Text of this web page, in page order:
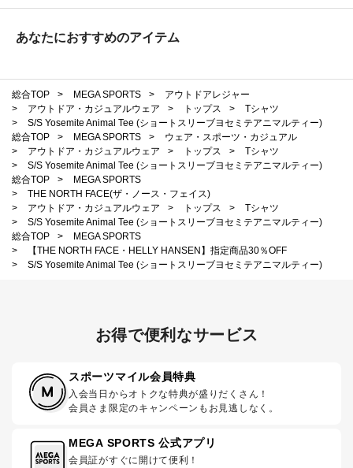
あなたにおすすめのアイテム
総合TOP > MEGA SPORTS >
アウトドアレジャー
>
アウトドア・カジュアルウェア > トップス >
Tシャツ
>
S/S Yosemite Animal Tee (ショートスリーブヨセミテアニマルティー)
総合TOP
> MEGA SPORTS >
ウェア・スポーツ・カジュアル
>
アウトドア・カジュアルウェア > トップス >
Tシャツ
>
S/S Yosemite Animal Tee (ショートスリーブヨセミテアニマルティー)
総合TOP
>
MEGA SPORTS
>
THE NORTH FACE(ザ・ノース・フェイス)
>
アウトドア・カジュアルウェア > トップス >
Tシャツ
>
S/S Yosemite Animal Tee (ショートスリーブヨセミテアニマルティー)
総合TOP
>
MEGA SPORTS
>
【THE NORTH FACE・HELLY HANSEN】指定商品30％OFF
>
S/S Yosemite Animal Tee (ショートスリーブヨセミテアニマルティー)
お得で便利なサービス
スポーツマイル会員特典
入会当日からオトクな特典が盛りだくさん！
会員さま限定のキャンペーンもお見逃しなく。
MEGA SPORTS 公式アプリ
会員証がすぐに開けて便利！